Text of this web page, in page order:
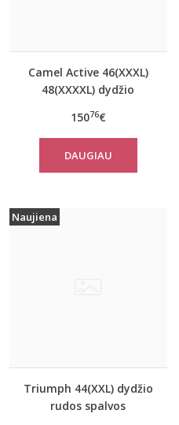
Camel Active 46(XXXL)
48(XXXXL) dydžio
spalvos moteriškas
paltas 310760
15076€
DAUGIAU
Naujiena
Triumph 44(XXL) dydžio
rudos spalvos